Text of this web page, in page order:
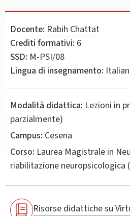
Docente: Rabih Chattat
Crediti formativi: 6
SSD: M-PSI/08
Lingua di insegnamento:
Modalità didattica: Lezioni in
parzialmente)
Campus: Cesena
Corso: Laurea Magistrale in
riabilitazione neuropsicologica
Risorse didattiche su